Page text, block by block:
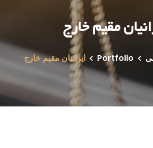
مقیم خارج
Portfolio ایرانیان مقیم خارج